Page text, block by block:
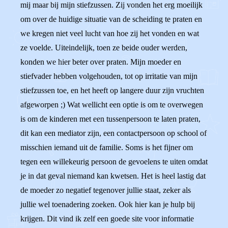
mij maar bij mijn stiefzussen. Zij vonden het erg moeilijk
om over de huidige situatie van de scheiding te praten en
we kregen niet veel lucht van hoe zij het vonden en wat
ze voelde. Uiteindelijk, toen ze beide ouder werden,
konden we hier beter over praten. Mijn moeder en
stiefvader hebben volgehouden, tot op irritatie van mijn
stiefzussen toe, en het heeft op langere duur zijn vruchten
afgeworpen ;) Wat wellicht een optie is om te overwegen
is om de kinderen met een tussenpersoon te laten praten,
dit kan een mediator zijn, een contactpersoon op school of
misschien iemand uit de familie. Soms is het fijner om
tegen een willekeurig persoon de gevoelens te uiten omdat
je in dat geval niemand kan kwetsen. Het is heel lastig dat
de moeder zo negatief tegenover jullie staat, zeker als
jullie wel toenadering zoeken. Ook hier kan je hulp bij
krijgen. Dit vind ik zelf een goede site voor informatie